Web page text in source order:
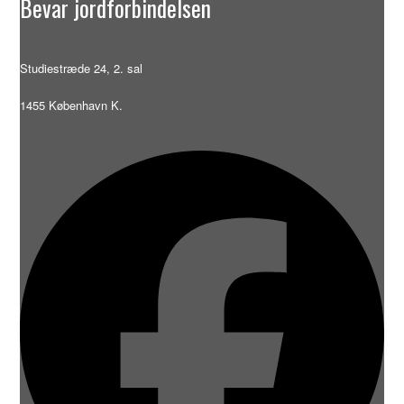
Bevar jordforbindelsen
Studiestræde 24, 2. sal
1455 København K.